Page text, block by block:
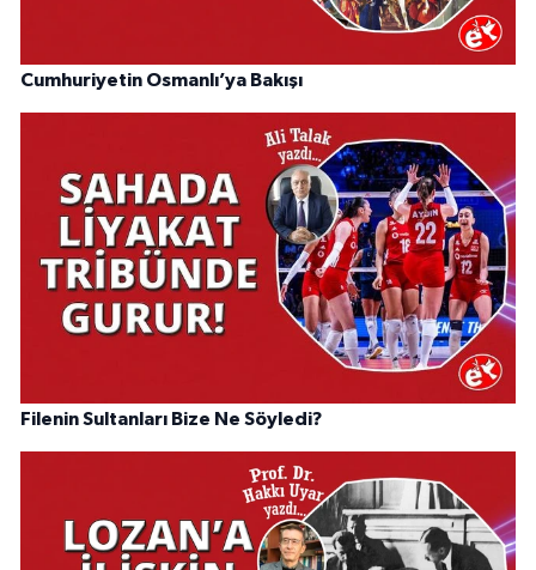
Cumhuriyetin Osmanlı’ya Bakışı
Filenin Sultanları Bize Ne Söyledi?